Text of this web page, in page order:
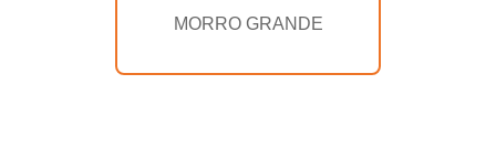
MORRO GRANDE